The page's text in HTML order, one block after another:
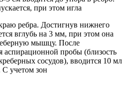
при этом игла
ребра. Достигнув нижнего
вглубь на 3 мм, при этом она
мышцу. После
аспирационной пробы (близость
сосудов), вводится 10 мл
С учетом зон